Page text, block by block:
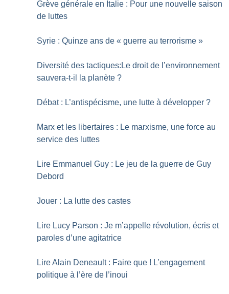
Grève générale en Italie : Pour une nouvelle saison
de luttes
Syrie : Quinze ans de « guerre au terrorisme »
Diversité des tactiques:Le droit de l’environnement
sauvera-t-il la planète ?
Débat : L’antispécisme, une lutte à développer ?
Marx et les libertaires : Le marxisme, une force au
service des luttes
Lire Emmanuel Guy : Le jeu de la guerre de Guy
Debord
Jouer : La lutte des castes
Lire Lucy Parson : Je m’appelle révolution, écris et
paroles d’une agitatrice
Lire Alain Deneault : Faire que ! L’engagement
politique à l’ère de l’inoui